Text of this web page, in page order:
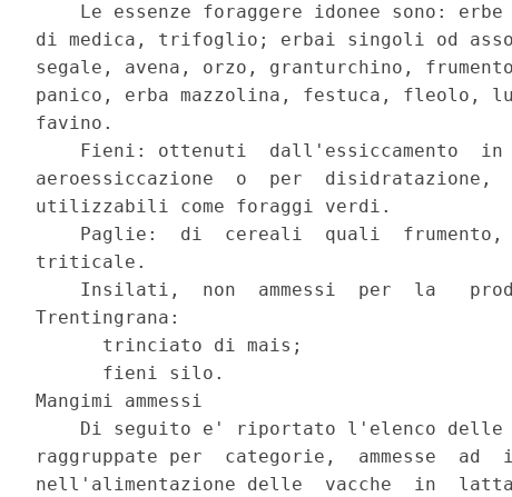
Le essenze foraggere idonee sono: erbe
di medica, trifoglio; erbai singoli od
segale, avena, orzo, granturchino,
panico, erba mazzolina, festuca, fleolo,
favino.
Fieni: ottenuti  dall'essiccamento
aeroessiccazione  o  per  disidratazione,
utilizzabili come foraggi verdi.
Paglie:  di  cereali  quali  frumento,
triticale.
Insilati,  non  ammessi  per  la
Trentingrana:
      trinciato di mais;
      fieni silo.
Mangimi ammessi
Di seguito e' riportato l'elenco delle
raggruppate per  categorie,  ammesse
nell'alimentazione delle  vacche  in